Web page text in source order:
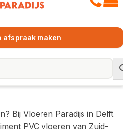
afspraak maken
Bij Vloeren Paradijs in Delft
PVC vloeren van Zuid-